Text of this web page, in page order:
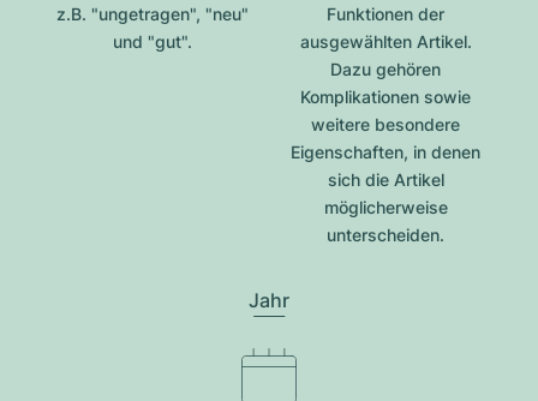
z.B. "ungetragen", "neu"
und "gut".
Funktionen der
ausgewählten Artikel.
Dazu gehören
Komplikationen sowie
weitere besondere
Eigenschaften, in denen
sich die Artikel
möglicherweise
unterscheiden.
Jahr